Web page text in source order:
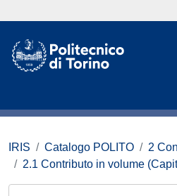
IRIS Catalogo POLITO
2
2.1 Contributo in volume